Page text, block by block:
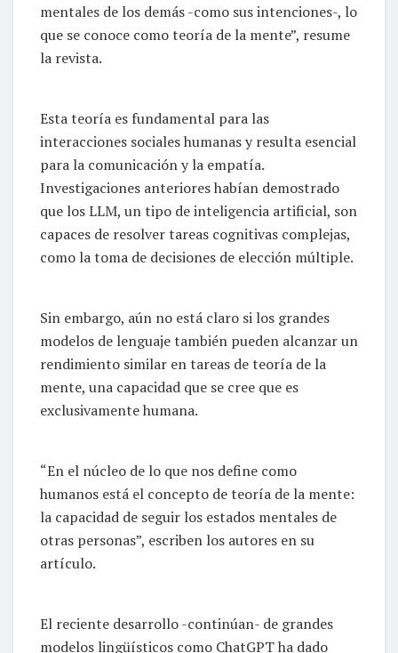
mentales de los demás -como sus intenciones-, lo
que se conoce como teoría de la mente”, resume
la revista.
Esta teoría es fundamental para las
interacciones sociales humanas y resulta esencial
para la comunicación y la empatía.
Investigaciones anteriores habían demostrado
que los LLM, un tipo de inteligencia artificial, son
capaces de resolver tareas cognitivas complejas,
como la toma de decisiones de elección múltiple.
Sin embargo, aún no está claro si los grandes
modelos de lenguaje también pueden alcanzar un
rendimiento similar en tareas de teoría de la
mente, una capacidad que se cree que es
exclusivamente humana.
“En el núcleo de lo que nos define como
humanos está el concepto de teoría de la mente:
la capacidad de seguir los estados mentales de
otras personas”, escriben los autores en su
artículo.
El reciente desarrollo -continúan- de grandes
modelos lingüísticos como ChatGPT ha dado